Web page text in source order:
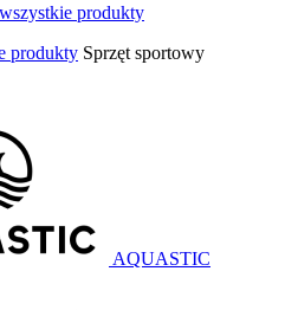
produkty Sprzęt sportowy
AQUASTIC